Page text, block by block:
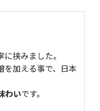
挟みました。
を加える事で、日本
わいです。